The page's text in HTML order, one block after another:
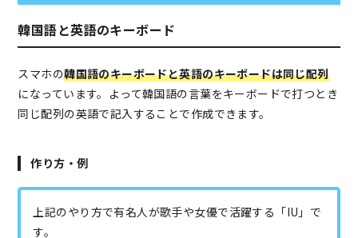
韓国語と英語のキーボード
スマホの韓国語のキーボードと英語のキーボードは同じ配列
になっています。よって韓国語の言葉をキーボードで打つとき
同じ配列の英語で記入することで作成できます。
作り方・例
上記のやり方で有名人が歌手や女優で活躍する「IU」で
す。